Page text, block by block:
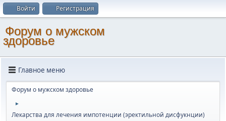
Войти Регистрация
Форум о мужском
здоровье
Главное меню
Форум о мужском здоровье
►
Лекарства для лечения импотенции (эректильной дисфукнции)